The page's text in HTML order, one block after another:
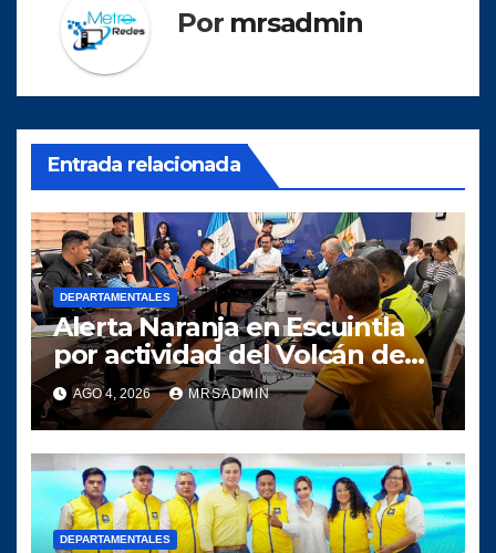
Por mrsadmin
Entrada relacionada
DEPARTAMENTALES
Alerta Naranja en Escuintla
por actividad del Volcán de
Fuego
AGO 4, 2026 MRSADMIN
DEPARTAMENTALES